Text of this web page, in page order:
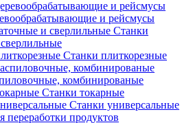
и рейсмусы
Станки
Станки плиткорезные
комбинированые
Станки токарные
Станки универсальные
переработки продуктов